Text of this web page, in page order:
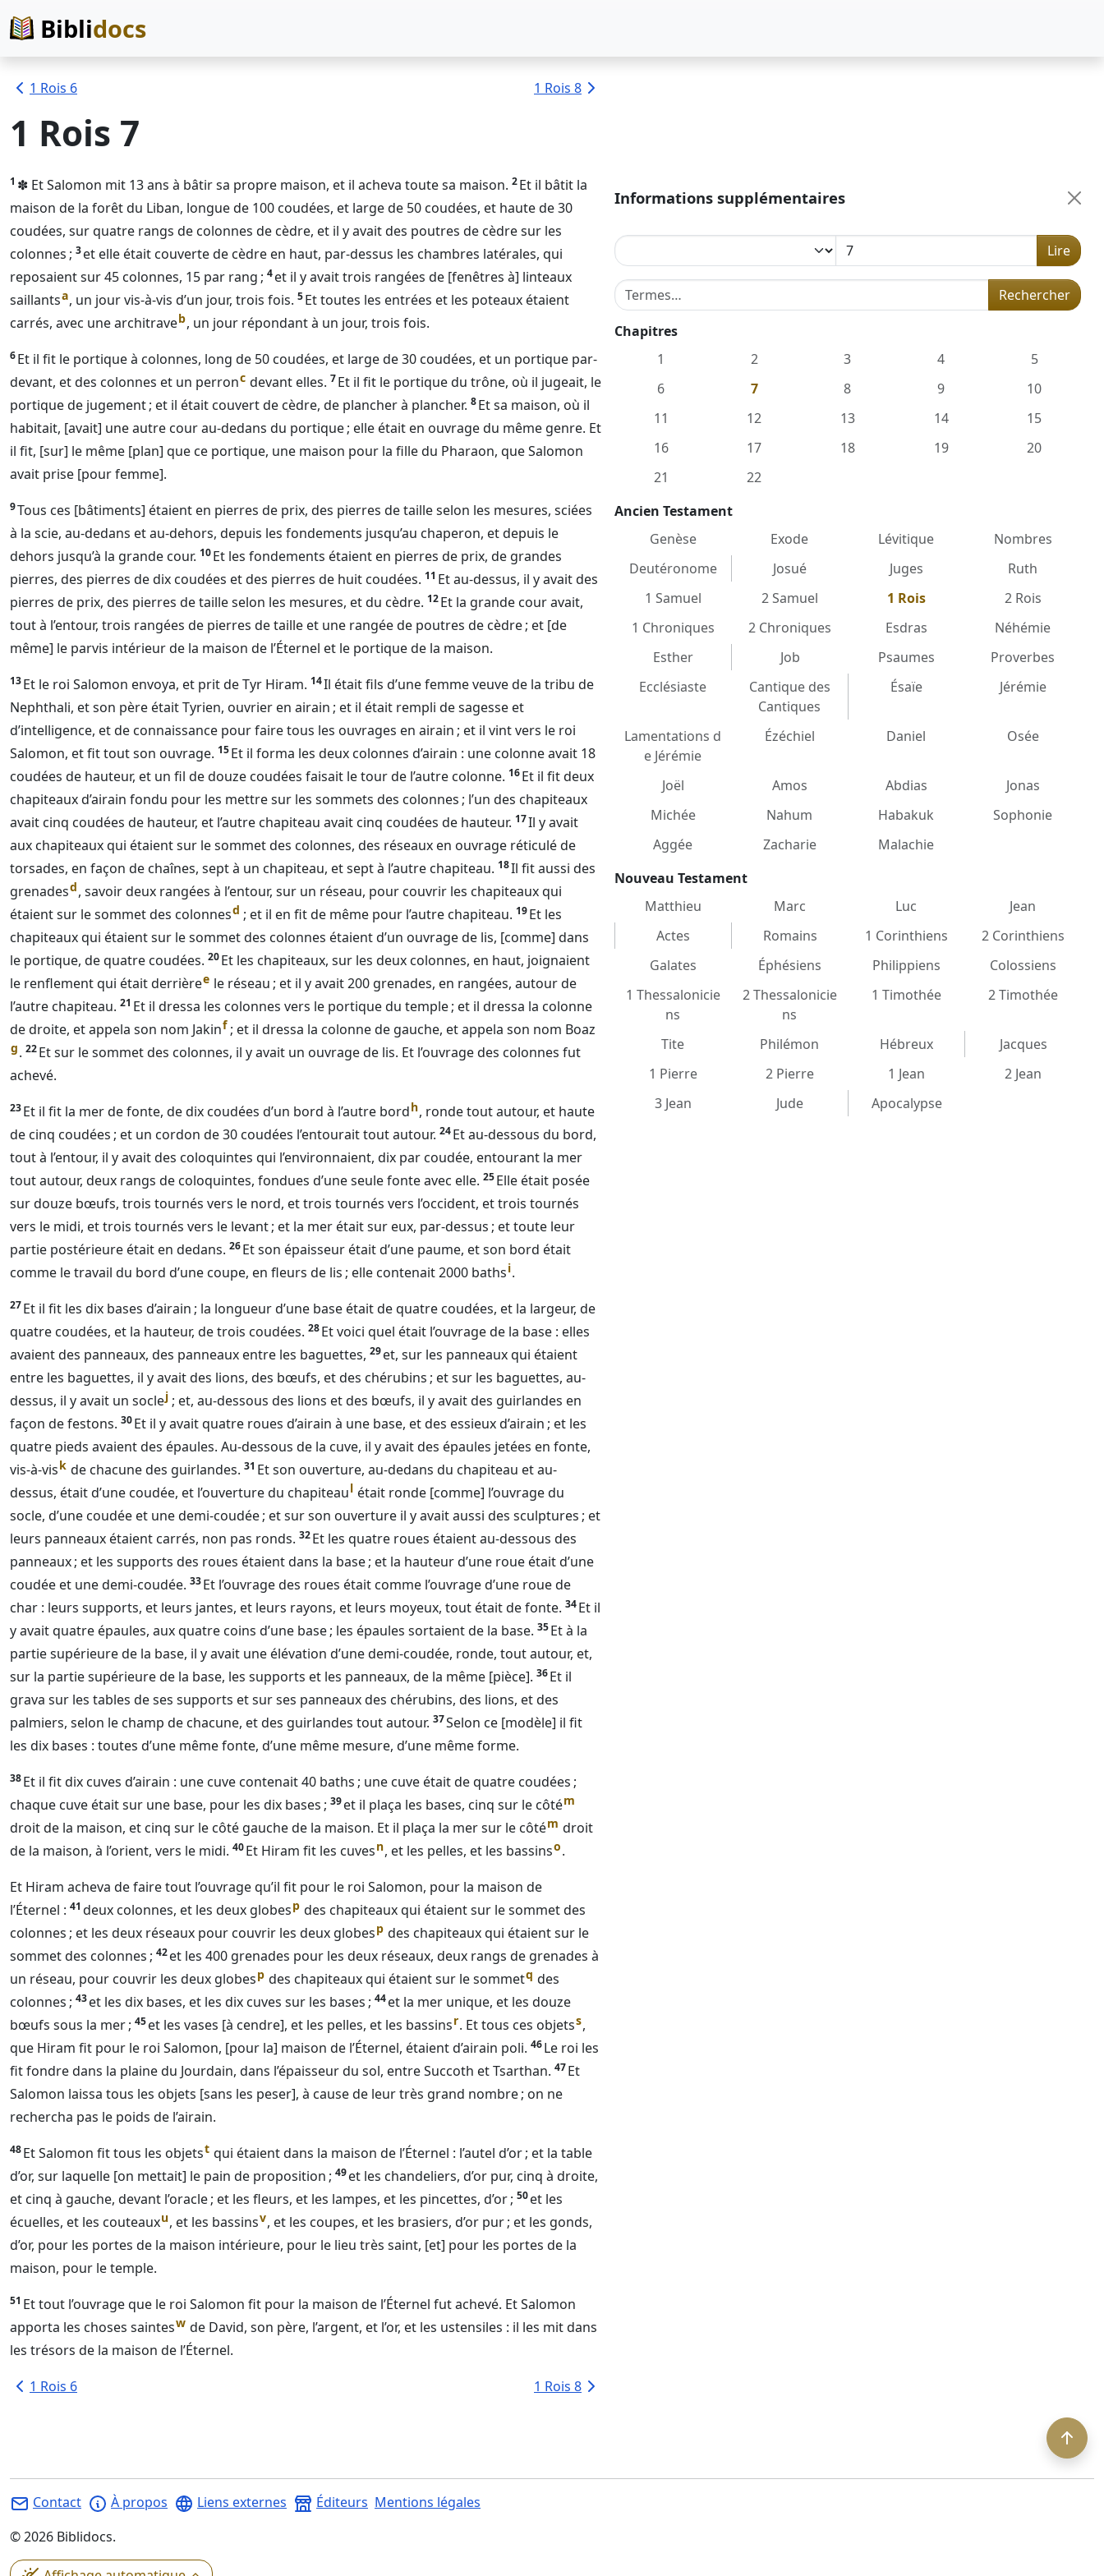
Biblidocs
1 Rois 6 1 Rois 8
1 Rois 7
1 ✽ Et Salomon mit 13 ans à bâtir sa propre maison, et il acheva toute sa maison. 2Et il bâtit la
maison de la forêt du Liban, longue de 100 coudées, et large de 50 coudées, et haute de 30
coudées, sur quatre rangs de colonnes de cèdre, et il y avait des poutres de cèdre sur les
colonnes ; 3et elle était couverte de cèdre en haut, par-dessus les chambres latérales, qui
reposaient sur 45 colonnes, 15 par rang ; 4et il y avait trois rangées de [fenêtres à] linteaux
saillantsa, un jour vis-à-vis d’un jour, trois fois. 5Et toutes les entrées et les poteaux étaient
carrés, avec une architraveb, un jour répondant à un jour, trois fois.
6Et il fit le portique à colonnes, long de 50 coudées, et large de 30 coudées, et un portique par-
devant, et des colonnes et un perronc devant elles. 7Et il fit le portique du trône, où il jugeait, le
portique de jugement ; et il était couvert de cèdre, de plancher à plancher. 8Et sa maison, où il
habitait, [avait] une autre cour au-dedans du portique ; elle était en ouvrage du même genre. Et
il fit, [sur] le même [plan] que ce portique, une maison pour la fille du Pharaon, que Salomon
avait prise [pour femme].
9Tous ces [bâtiments] étaient en pierres de prix, des pierres de taille selon les mesures, sciées
à la scie, au-dedans et au-dehors, depuis les fondements jusqu’au chaperon, et depuis le
dehors jusqu’à la grande cour. 10Et les fondements étaient en pierres de prix, de grandes
pierres, des pierres de dix coudées et des pierres de huit coudées. 11 Et au-dessus, il y avait des
pierres de prix, des pierres de taille selon les mesures, et du cèdre. 12Et la grande cour avait,
tout à l’entour, trois rangées de pierres de taille et une rangée de poutres de cèdre ; et [de
même] le parvis intérieur de la maison de l’Éternel et le portique de la maison.
13Et le roi Salomon envoya, et prit de Tyr Hiram. 14Il était fils d’une femme veuve de la tribu de
Nephthali, et son père était Tyrien, ouvrier en airain ; et il était rempli de sagesse et
d’intelligence, et de connaissance pour faire tous les ouvrages en airain ; et il vint vers le roi
Salomon, et fit tout son ouvrage. 15Et il forma les deux colonnes d’airain : une colonne avait 18
coudées de hauteur, et un fil de douze coudées faisait le tour de l’autre colonne. 16Et il fit deux
chapiteaux d’airain fondu pour les mettre sur les sommets des colonnes ; l’un des chapiteaux
avait cinq coudées de hauteur, et l’autre chapiteau avait cinq coudées de hauteur. 17Il y avait
aux chapiteaux qui étaient sur le sommet des colonnes, des réseaux en ouvrage réticulé de
torsades, en façon de chaînes, sept à un chapiteau, et sept à l’autre chapiteau. 18Il fit aussi des
grenadesd, savoir deux rangées à l’entour, sur un réseau, pour couvrir les chapiteaux qui
étaient sur le sommet des colonnesd ; et il en fit de même pour l’autre chapiteau. 19Et les
chapiteaux qui étaient sur le sommet des colonnes étaient d’un ouvrage de lis, [comme] dans
le portique, de quatre coudées. 20Et les chapiteaux, sur les deux colonnes, en haut, joignaient
le renflement qui était derrièree le réseau ; et il y avait 200 grenades, en rangées, autour de
l’autre chapiteau. 21 Et il dressa les colonnes vers le portique du temple ; et il dressa la colonne
de droite, et appela son nom Jakinf ; et il dressa la colonne de gauche, et appela son nom Boaz
g. 22Et sur le sommet des colonnes, il y avait un ouvrage de lis. Et l’ouvrage des colonnes fut
achevé.
23Et il fit la mer de fonte, de dix coudées d’un bord à l’autre bordh, ronde tout autour, et haute
de cinq coudées ; et un cordon de 30 coudées l’entourait tout autour. 24Et au-dessous du bord,
tout à l’entour, il y avait des coloquintes qui l’environnaient, dix par coudée, entourant la mer
tout autour, deux rangs de coloquintes, fondues d’une seule fonte avec elle. 25Elle était posée
sur douze bœufs, trois tournés vers le nord, et trois tournés vers l’occident, et trois tournés
vers le midi, et trois tournés vers le levant ; et la mer était sur eux, par-dessus ; et toute leur
partie postérieure était en dedans. 26Et son épaisseur était d’une paume, et son bord était
comme le travail du bord d’une coupe, en fleurs de lis ; elle contenait 2000 bathsi.
27Et il fit les dix bases d’airain ; la longueur d’une base était de quatre coudées, et la largeur, de
quatre coudées, et la hauteur, de trois coudées. 28Et voici quel était l’ouvrage de la base : elles
avaient des panneaux, des panneaux entre les baguettes, 29et, sur les panneaux qui étaient
entre les baguettes, il y avait des lions, des bœufs, et des chérubins ; et sur les baguettes, au-
dessus, il y avait un soclej ; et, au-dessous des lions et des bœufs, il y avait des guirlandes en
façon de festons. 30Et il y avait quatre roues d’airain à une base, et des essieux d’airain ; et les
quatre pieds avaient des épaules. Au-dessous de la cuve, il y avait des épaules jetées en fonte,
vis-à-visk de chacune des guirlandes. 31 Et son ouverture, au-dedans du chapiteau et au-
dessus, était d’une coudée, et l’ouverture du chapiteaul était ronde [comme] l’ouvrage du
socle, d’une coudée et une demi-coudée ; et sur son ouverture il y avait aussi des sculptures ; et
leurs panneaux étaient carrés, non pas ronds. 32Et les quatre roues étaient au-dessous des
panneaux ; et les supports des roues étaient dans la base ; et la hauteur d’une roue était d’une
coudée et une demi-coudée. 33Et l’ouvrage des roues était comme l’ouvrage d’une roue de
char : leurs supports, et leurs jantes, et leurs rayons, et leurs moyeux, tout était de fonte. 34Et il
y avait quatre épaules, aux quatre coins d’une base ; les épaules sortaient de la base. 35Et à la
partie supérieure de la base, il y avait une élévation d’une demi-coudée, ronde, tout autour, et,
sur la partie supérieure de la base, les supports et les panneaux, de la même [pièce]. 36Et il
grava sur les tables de ses supports et sur ses panneaux des chérubins, des lions, et des
palmiers, selon le champ de chacune, et des guirlandes tout autour. 37Selon ce [modèle] il fit
les dix bases : toutes d’une même fonte, d’une même mesure, d’une même forme.
38Et il fit dix cuves d’airain : une cuve contenait 40 baths ; une cuve était de quatre coudées ;
chaque cuve était sur une base, pour les dix bases ; 39et il plaça les bases, cinq sur le côtém
droit de la maison, et cinq sur le côté gauche de la maison. Et il plaça la mer sur le côtém droit
de la maison, à l’orient, vers le midi. 40Et Hiram fit les cuvesn, et les pelles, et les bassinso.
Et Hiram acheva de faire tout l’ouvrage qu’il fit pour le roi Salomon, pour la maison de
l’Éternel : 41 deux colonnes, et les deux globesp des chapiteaux qui étaient sur le sommet des
colonnes ; et les deux réseaux pour couvrir les deux globesp des chapiteaux qui étaient sur le
sommet des colonnes ; 42et les 400 grenades pour les deux réseaux, deux rangs de grenades à
un réseau, pour couvrir les deux globesp des chapiteaux qui étaient sur le sommetq des
colonnes ; 43et les dix bases, et les dix cuves sur les bases ; 44et la mer unique, et les douze
bœufs sous la mer ; 45et les vases [à cendre], et les pelles, et les bassinsr. Et tous ces objetss,
que Hiram fit pour le roi Salomon, [pour la] maison de l’Éternel, étaient d’airain poli. 46Le roi les
fit fondre dans la plaine du Jourdain, dans l’épaisseur du sol, entre Succoth et Tsarthan. 47Et
Salomon laissa tous les objets [sans les peser], à cause de leur très grand nombre ; on ne
rechercha pas le poids de l’airain.
48Et Salomon fit tous les objetst qui étaient dans la maison de l’Éternel : l’autel d’or ; et la table
d’or, sur laquelle [on mettait] le pain de proposition ; 49et les chandeliers, d’or pur, cinq à droite,
et cinq à gauche, devant l’oracle ; et les fleurs, et les lampes, et les pincettes, d’or ; 50et les
écuelles, et les couteauxu, et les bassinsv, et les coupes, et les brasiers, d’or pur ; et les gonds,
d’or, pour les portes de la maison intérieure, pour le lieu très saint, [et] pour les portes de la
maison, pour le temple.
51 Et tout l’ouvrage que le roi Salomon fit pour la maison de l’Éternel fut achevé. Et Salomon
apporta les choses saintesw de David, son père, l’argent, et l’or, et les ustensiles : il les mit dans
les trésors de la maison de l’Éternel.
1 Rois 6
1 Rois 8
Informations supplémentaires
Lire
Terme de recherche dans la concordance
Rechercher
Chapitres
1
2 3 4
5
6
7 8 9
10
11
12 13 14
15
16
17 18 19
20
21
22
Ancien Testament
Genèse
Exode Lévitique
Nombres
Deutéronome
Josué Juges
Ruth
1 Samuel
2 Samuel 1 Rois
2 Rois
1 Chroniques
2 Chroniques Esdras
Néhémie
Esther
Job Psaumes
Proverbes
Ecclésiaste
Cantique des
Cantiques
Ésaïe Jérémie
Lamentations d
e Jérémie
Ézéchiel Daniel Osée
Joël Amos Abdias
Jonas
Michée
Nahum Habakuk
Sophonie
Aggée
Zacharie
Malachie
Nouveau Testament
Matthieu
Marc Luc
Jean
Actes
Romains 1 Corinthiens
2 Corinthiens
Galates
Éphésiens Philippiens
Colossiens
1 Thessalonicie
ns
2 Thessalonicie
ns
1 Timothée 2 Timothée
Tite Philémon Hébreux
Jacques
1 Pierre
2 Pierre 1 Jean
2 Jean
3 Jean
Jude Apocalypse
Contact À propos Liens externes Éditeurs Mentions légales
©2026 Biblidocs.